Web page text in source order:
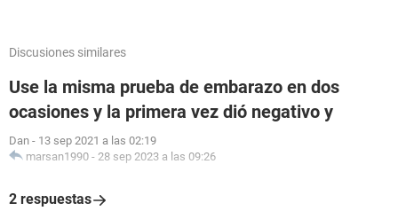
Discusiones similares
Use la misma prueba de embarazo en dos
ocasiones y la primera vez dió negativo y
Dan - 13 sep 2021 a las 02:19
marsan1990 - 28 sep 2023 a las 09:26
2 respuestas